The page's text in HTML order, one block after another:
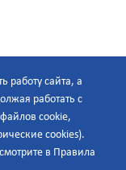
работу сайта, а
работать с
cookie,
cookies).
в Правила